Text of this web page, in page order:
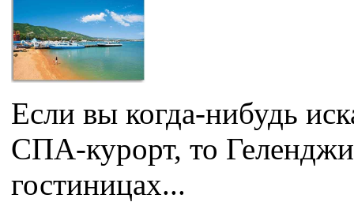
Если вы когда-нибудь
СПА-курорт, то
гостиницах...